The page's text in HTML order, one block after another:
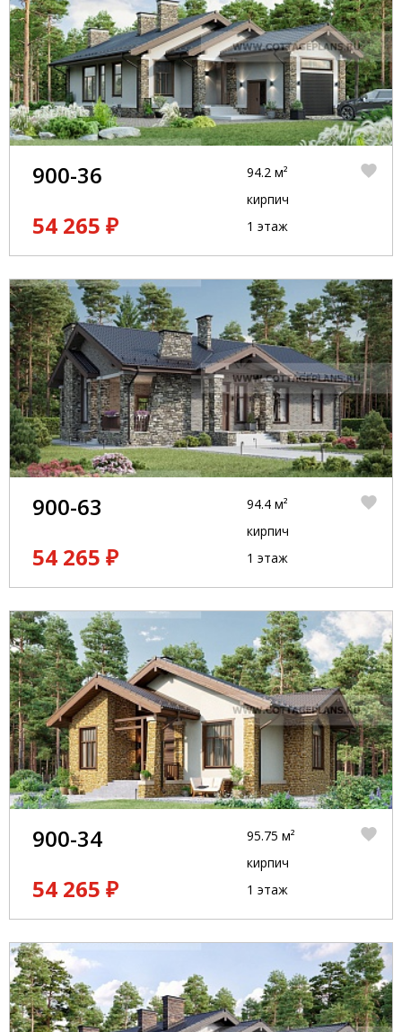
900-36
54 265 ₽
94.2 м²
кирпич
1 этаж
900-63
54 265 ₽
94.4 м²
кирпич
1 этаж
900-34
54 265 ₽
95.75 м²
кирпич
1 этаж